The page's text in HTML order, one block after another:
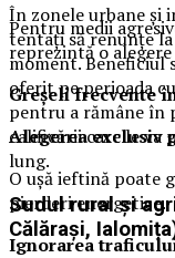
Pentru medii
reprezintă o
Greșeli frecvente
Alegerea exclusiv
O ușă ieftină poate
pierderi energetice.
Ignorarea
În zonele urbane și
tentați să renunțe
moment.
oferit pe perioada
pentru a rămâne în
calificării care le va
lung.
Sudul rural și
Călărași,